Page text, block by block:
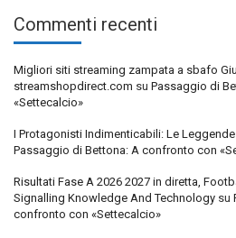
Commenti recenti
Migliori siti streaming zampata a sbafo
streamshopdirect.com su Passaggio di
«Settecalcio»
I Protagonisti Indimenticabili: Le
Passaggio di Bettona: A confronto con
Risultati Fase A 2026 2027 in diretta,
Signalling Knowledge And Technology su
confronto con «Settecalcio»